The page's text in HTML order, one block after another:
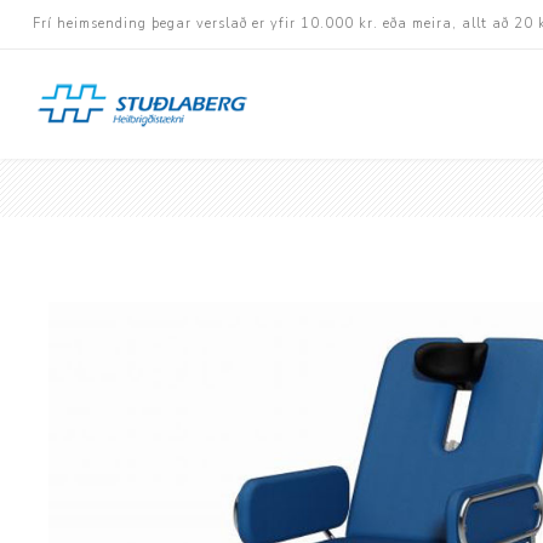
Frí heimsending þegar verslað er yfir 10.000 kr. eða meira, allt að 20
Fastramma
Rafknúnir hjólastólar
Rafskutlur
Krossramma